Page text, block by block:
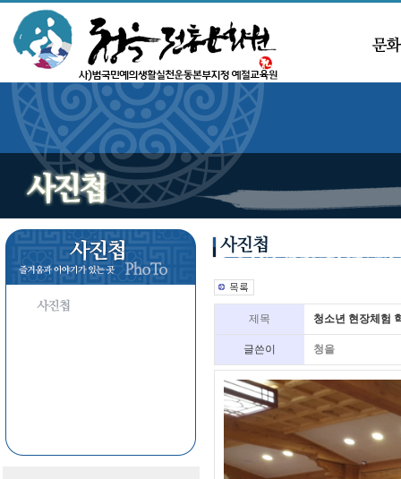
제목 청소년 현장체험
글쓴이 청을